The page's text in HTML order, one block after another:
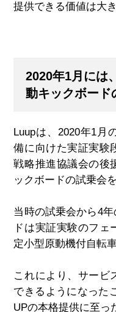
提供できる価値は大
2020年1月には
動キックボード
Luupは、 2020年1 月
備に向けた実証実験
戦略推進協議会の後
ックボードの試乗会
当時の試乗会から4年
ドは実証実験のフ
定小型原動機付自転
これにより、サービ
できるようになった
UPの本格提供に至っ